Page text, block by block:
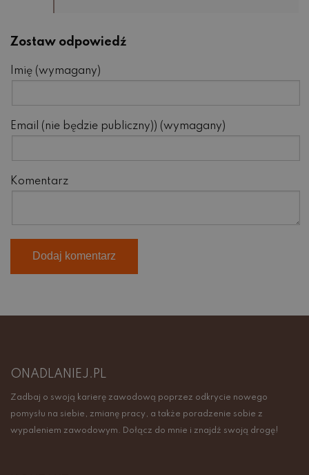
Zostaw odpowiedź
Imię (wymagany)
Email (nie będzie publiczny)) (wymagany)
Komentarz
ONADLANIEJ.PL
Zadbaj o swoją karierę zawodową poprzez odkrycie nowego
pomysłu na siebie, zmianę pracy, a także poradzenie sobie z
wypaleniem zawodowym. Dołącz do mnie i znajdź swoją drogę!